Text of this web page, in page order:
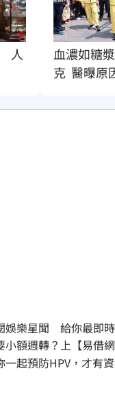
人
血濃如糖
克  醫曝原
娛樂星聞 給你最即
小額週轉？上【易借
一起預防HPV，才有